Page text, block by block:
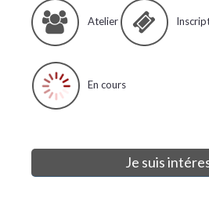
Atelier
En cours
Je suis